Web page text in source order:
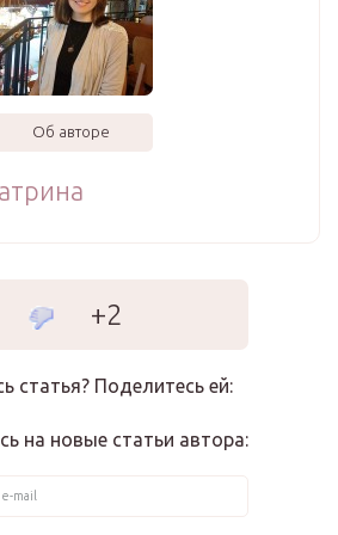
Об авторе
+2
статья? Поделитесь ей:
на новые статьи автора: